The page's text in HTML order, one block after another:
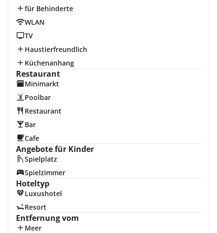
für Behinderte
WLAN
TV
Haustierfreundlich
Küchenanhang
Restaurant
Minimarkt
Poolbar
Restaurant
Bar
Cafe
Angebote für Kinder
Spielplatz
Spielzimmer
Hoteltyp
Luxushotel
Resort
Entfernung vom
Meer